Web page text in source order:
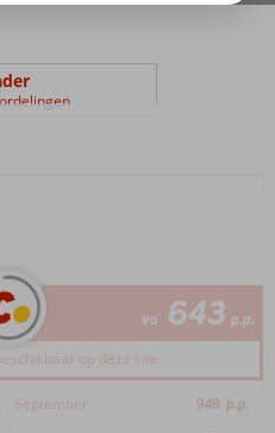
va 643 p.p.
op deze site
September 949 p.p.